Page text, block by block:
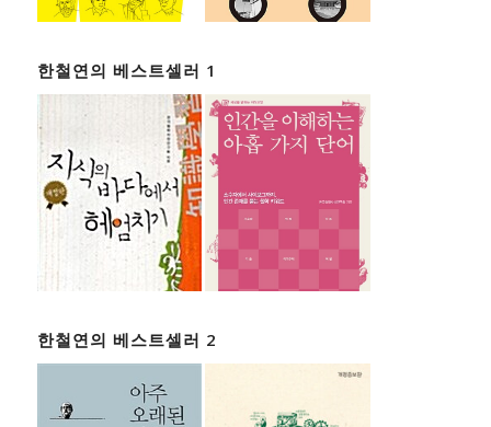
한철연의 베스트셀러 1
한철연의 베스트셀러 2